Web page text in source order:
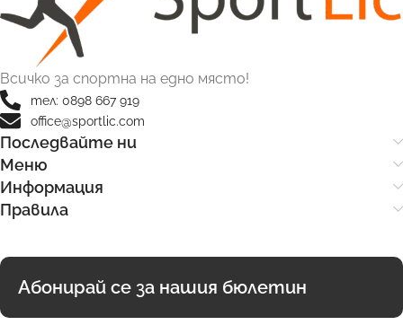
Всичко за спортна на едно място!
тел: 0898 667 919
office@sportlic.com
Последвайте ни
Меню
Информация
Правила
Абонирай се за нашия бюлетин